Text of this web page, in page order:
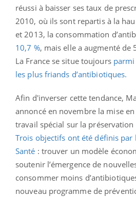
réussi à baisser ses taux de
2010, où ils sont repartis à la
et 2013, la consommation
10,7 %, mais elle a augmenté de
La France se situe toujoursparmi
les plus friands d’antibiotiques.
Afin d'inverser cette tendance,
annoncé en novembre la mise
travail spécial sur la
Trois objectifs ont été définis par
Santé : trouver un modèle
soutenir l’émergence de
consommer moins
nouveau programme de